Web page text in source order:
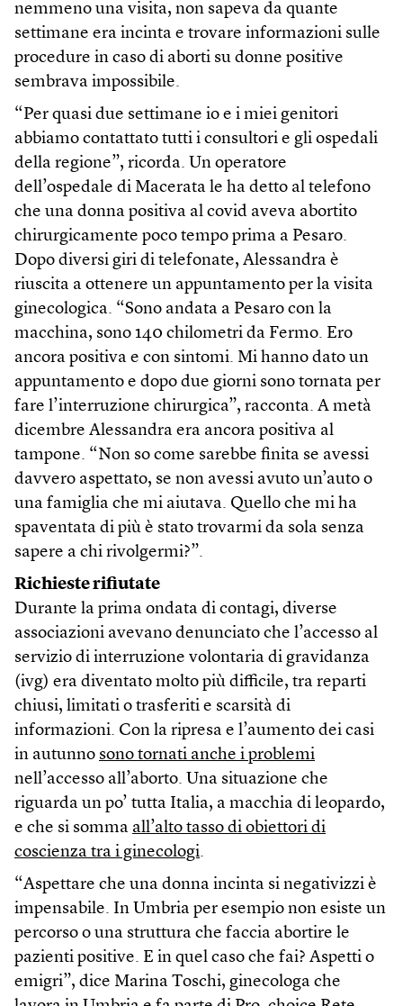
nemmeno una visita, non sapeva da quante
settimane era incinta e trovare informazioni sulle
procedure in caso di aborti su donne positive
sembrava impossibile.
“Per quasi due settimane io e i miei genitori
abbiamo contattato tutti i consultori e gli ospedali
della regione”, ricorda. Un operatore
dell’ospedale di Macerata le ha detto al telefono
che una donna positiva al covid aveva abortito
chirurgicamente poco tempo prima a Pesaro.
Dopo diversi giri di telefonate, Alessandra è
riuscita a ottenere un appuntamento per la visita
ginecologica. “Sono andata a Pesaro con la
macchina, sono 140 chilometri da Fermo. Ero
ancora positiva e con sintomi. Mi hanno dato un
appuntamento e dopo due giorni sono tornata per
fare l’interruzione chirurgica”, racconta. A metà
dicembre Alessandra era ancora positiva al
tampone. “Non so come sarebbe finita se avessi
davvero aspettato, se non avessi avuto un’auto o
una famiglia che mi aiutava. Quello che mi ha
spaventata di più è stato trovarmi da sola senza
sapere a chi rivolgermi?”.
Richieste rifiutate
Durante la prima ondata di contagi, diverse
associazioni avevano denunciato che l’accesso al
servizio di interruzione volontaria di gravidanza
(ivg) era diventato molto più difficile, tra reparti
chiusi, limitati o trasferiti e scarsità di
informazioni. Con la ripresa e l’aumento dei casi
in autunno sono tornati anche i problemi
nell’accesso all’aborto. Una situazione che
riguarda un po’ tutta Italia, a macchia di leopardo,
e che si somma all’alto tasso di obiettori di
coscienza tra i ginecologi.
“Aspettare che una donna incinta si negativizzi è
impensabile. In Umbria per esempio non esiste un
percorso o una struttura che faccia abortire le
pazienti positive. E in quel caso che fai? Aspetti o
emigri”, dice Marina Toschi, ginecologa che